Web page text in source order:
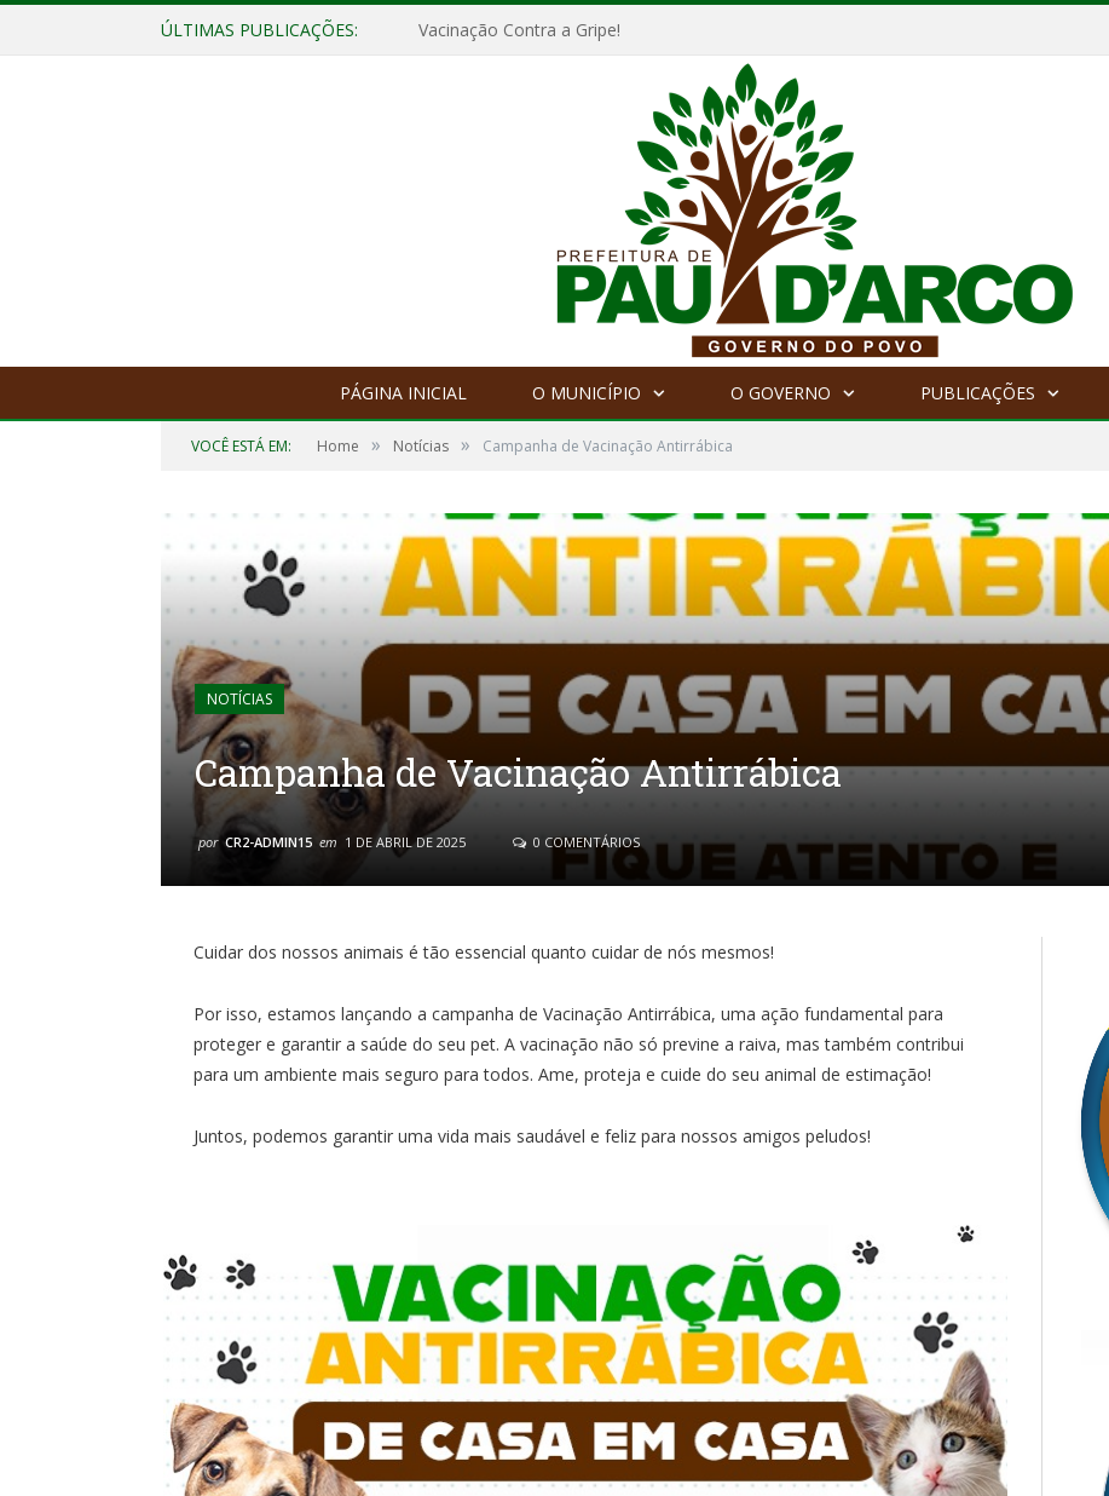
ÚLTIMAS PUBLICAÇÕES: Vacinação Contra a Gripe!
PÁGINA INICIAL O MUNICÍPIO O GOVERNO PUBLICAÇÕES
VOCÊ ESTÁ EM: Home » Notícias » Campanha de Vacinação Antirrábica
NOTÍCIAS
Campanha de Vacinação Antirrábica
por CR2-ADMIN15 em 1 DE ABRIL DE 2025 0 COMENTÁRIOS
Cuidar dos nossos animais é tão essencial quanto cuidar de nós mesmos!
Por isso, estamos lançando a campanha de Vacinação Antirrábica, uma ação fundamental para
proteger e garantir a saúde do seu pet. A vacinação não só previne a raiva, mas também contribui
para um ambiente mais seguro para todos. Ame, proteja e cuide do seu animal de estimação!
Juntos, podemos garantir uma vida mais saudável e feliz para nossos amigos peludos!